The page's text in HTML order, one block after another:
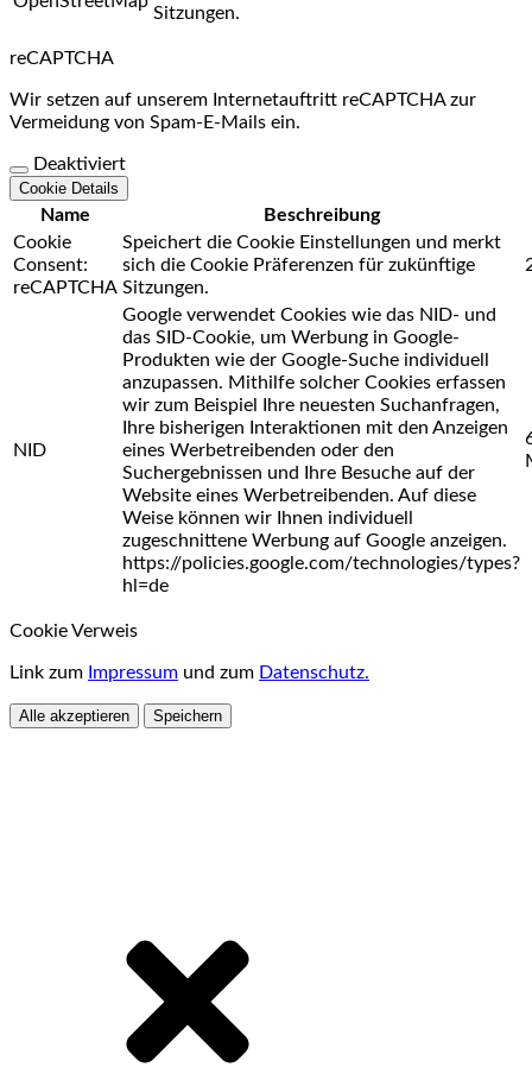
Sitzungen.
reCAPTCHA
Wir setzen auf unserem Internetauftritt reCAPTCHA zur
Vermeidung von Spam-E-Mails ein.
Deaktiviert
Cookie Details
Name Beschreibung
Cookie
Consent:
reCAPTCHA
Speichert die Cookie Einstellungen und merkt
sich die Cookie Präferenzen für zukünftige
Sitzungen.
NID
Google verwendet Cookies wie das NID- und
das SID-Cookie, um Werbung in Google-
Produkten wie der Google-Suche individuell
anzupassen. Mithilfe solcher Cookies erfassen
wir zum Beispiel Ihre neuesten Suchanfragen,
Ihre bisherigen Interaktionen mit den Anzeigen
eines Werbetreibenden oder den
Suchergebnissen und Ihre Besuche auf der
Website eines Werbetreibenden. Auf diese
Weise können wir Ihnen individuell
zugeschnittene Werbung auf Google anzeigen.
https://policies.google.com/technologies/types?
hl=de
Cookie Verweis
Link zum Impressum und zum Datenschutz.
Alle akzeptieren Speichern